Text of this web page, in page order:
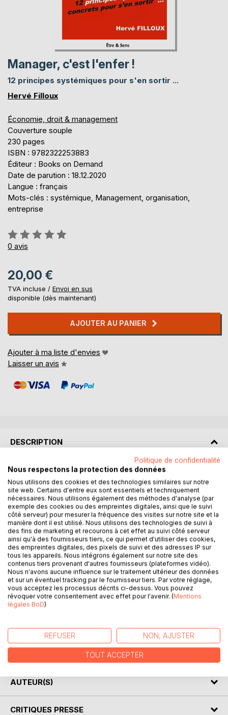
Manager, c'est l'enfer !
12 principes systémiques pour s'en sortir ...
Hervé Filloux
Économie, droit & management
Couverture souple
230 pages
ISBN : 9782322253883
Éditeur : Books on Demand
Date de parution : 18.12.2020
Langue : français
Mots-clés : systémique, Management, organisation,
entreprise
Évaluation:
0%
0 avis
20,00 €
TVA incluse / Envoi en sus
disponible (dès maintenant)
AJOUTER AU PANIER
Ajouter à ma liste d'envies
Laisser un avis
DESCRIPTION
Pourquoi, dans toutes les organisations, des problèmes
aux solutions apparemment simples n'arrivent pas à être
résolus et reviennent de manière chronique ou sous une
forme un peu différente malgré tous les efforts que l'on
peut faire pour les résoudre, avec, pour conséquences,
l'accroissement de la souffrance au travail et le rejet
croissant des modes d'organisations existants ?
Ce livre donne la réponse : tout simplement, on ne cherche
pas au bon endroit, car derrière chaque difficulté
apparente, il y a toujours quelque chose de caché et qui
est la véritable source du problème. Développer son
intelligence systémique nous donne les clés permettant de
rééquilibrer les relations au sein des organisations. Cela
devient une véritable approche écologique de la prévention
aspirations se font de plus en plus fortes vers le bonheur
au travail, l'entreprise libérée et la bienveillance dans les
relations professionnelles.
AUTEUR(S)
CRITIQUES PRESSE
Politique de confidentialité
Nous respectons la protection des données
Nous utilisons des cookies et des technologies similaires sur notre
site web. Certains d'entre eux sont essentiels et techniquement
nécessaires. Nous utilisons également des méthodes d'analyse (par
exemple des cookies ou des empreintes digitales, ainsi que le suivi
côté serveur) pour mesurer la fréquence des visites sur notre site et la
manière dont il est utilisé. Nous utilisons des technologies de suivi à
des fins de marketing et recourons à cet effet au suivi côté serveur
ainsi qu'à des fournisseurs tiers, ce qui permet d'utiliser des cookies,
des empreintes digitales, des pixels de suivi et des adresses IP sur
tous les appareils. Nous intégrons également sur notre site des
contenus tiers provenant d'autres fournisseurs (plateformes vidéo).
Nous n'avons aucune influence sur le traitement ultérieur des données
et sur un éventuel tracking par le fournisseur tiers. Par votre réglage,
vous acceptez les processus décrits ci-dessus. Vous pouvez
révoquer votre consentement avec effet pour l'avenir. (Mentions
légales BoD)
REFUSER NON, AJUSTER
TOUT ACCEPTER